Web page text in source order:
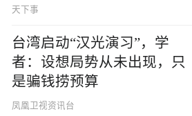
天下事
台湾启动“汉光演习”，学
者：设想局势从未出现，只
是骗钱捞预算
凤凰卫视资讯台